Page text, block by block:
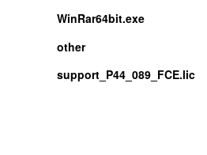
WinRar64bit.exe
other
support_P44_089_FCE.lic